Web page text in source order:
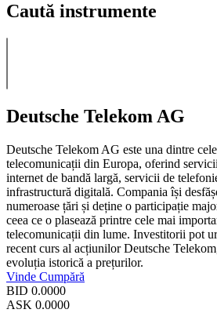
Caută instrumente
Deutsche Telekom AG
Deutsche Telekom AG este una dintre
telecomunicații din Europa, oferind
internet de bandă largă, servicii de
infrastructură digitală. Compania își
numeroase țări și deține o participație
ceea ce o plasează printre cele mai
telecomunicații din lume. Investitorii pot
recent curs al acțiunilor Deutsche
evoluția istorică a prețurilor.
Vinde Cumpără
BID 0.0000
ASK 0.0000